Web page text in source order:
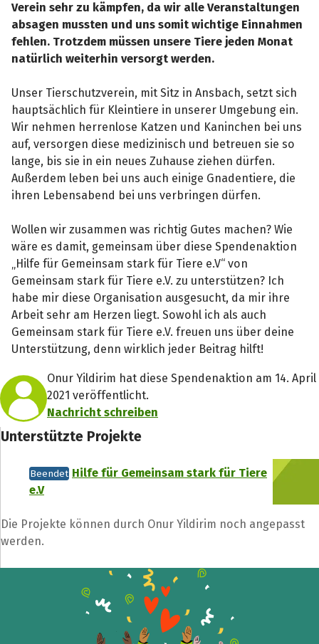
Verein sehr zu kämpfen, da wir alle Veranstaltungen
absagen mussten und uns somit wichtige Einnahmen
fehlen. Trotzdem müssen unsere Tiere jeden Monat
natürlich weiterhin versorgt werden.
Unser Tierschutzverein, mit Sitz in Ansbach, setzt sich
hauptsächlich für Kleintiere in unserer Umgebung ein.
Wir nehmen herrenlose Katzen und Kaninchen bei uns
auf, versorgen diese medizinisch und betreuen sie so
lange, bis sie in ein neues Zuhause ziehen dürfen.
Außerdem leben bei uns auch einige Gnadentiere, die
ihren Lebensabend bei uns verbringen dürfen.
Wollen wir zusammen was richtig Gutes machen? Wie
wäre es damit, gemeinsam über diese Spendenaktion
„Hilfe für Gemeinsam stark für Tiere e.V“ von
Gemeinsam stark für Tiere e.V. zu unterstützen? Ich
habe mir diese Organisation ausgesucht, da mir ihre
Arbeit sehr am Herzen liegt. Sowohl ich als auch
Gemeinsam stark für Tiere e.V. freuen uns über deine
Unterstützung, denn wirklich jeder Beitrag hilft!
Onur Yildirim hat diese Spendenaktion am 14. April
2021 veröffentlicht.
Nachricht schreiben
Unterstützte Projekte
Beendet Hilfe für Gemeinsam stark für Tiere
e.V
Die Projekte können durch Onur Yildirim noch angepasst
werden.